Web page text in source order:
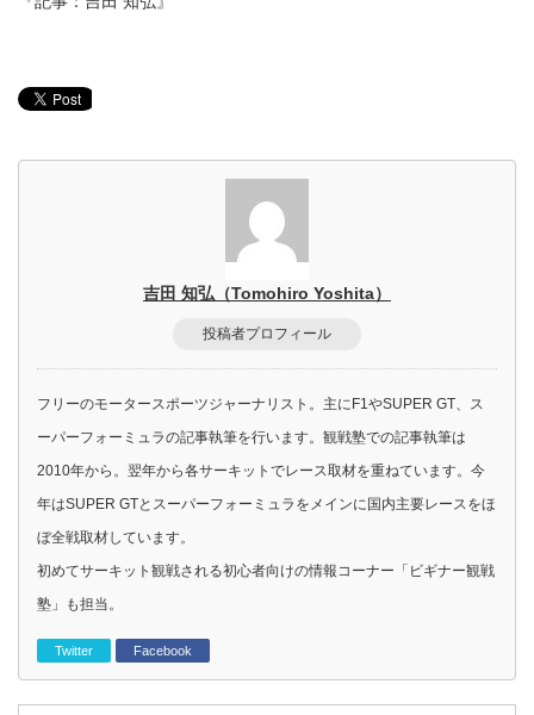
吉田 知弘（Tomohiro Yoshita）
投稿者プロフィール
フリーのモータースポーツジャーナリスト。主にF1やSUPER GT、ス
ーパーフォーミュラの記事執筆を行います。観戦塾での記事執筆は
2010年から。翌年から各サーキットでレース取材を重ねています。今
年はSUPER GTとスーパーフォーミュラをメインに国内主要レースをほ
ぼ全戦取材しています。
初めてサーキット観戦される初心者向けの情報コーナー「ビギナー観戦
塾」も担当。
Twitter Facebook